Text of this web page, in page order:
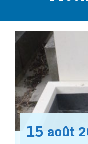
15 août